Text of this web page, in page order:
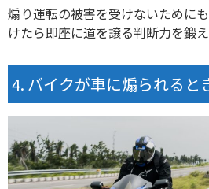
煽り運転の被害を受けないために
けたら即座に道を譲る判断力を鍛え
バイクが車に煽られると